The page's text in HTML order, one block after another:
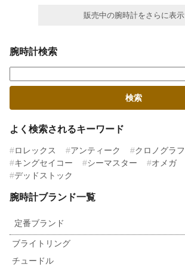
販売中の腕時計をさらに表示
腕時計検索
よく検索されるキーワード
ロレックス アンティーク クロノグラフ
キングセイコー
シーマスター オメガ
デッドストック
腕時計ブランド一覧
定番ブランド
ブライトリング
チュードル